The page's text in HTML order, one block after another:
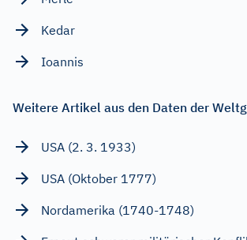
Kedar
Ioannis
Weitere Artikel aus den Daten der
USA (2. 3. 1933)
USA (Oktober 1777)
Nordamerika (1740-1748)